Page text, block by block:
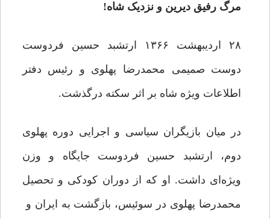
مرگ رفیق دیرین و نزدیک شاه!
۲۸ اردیبهشت ۱۳۶۶ ارتشبد حسین فردوست
دوست صمیمی محمدرضا پهلوی و رئیس دفتر
اطلاعات ویژه شاه بر اثر سکته درگذشت.
در میان بازیگران سیاسی و اجرایی دوره پهلوی
دوم، ارتشبد حسین فردوست جایگاه و وزن
ویژه‌ای داشت. او که از دوران کودکی و تحصیل
محمدرضا پهلوی در سوئیس، بازگشت به ایران و